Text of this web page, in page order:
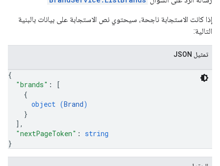
إذا كانت الاستجابة ناجحة، سيحتوي نص الاستجابة على بيانات بالبنية
التالية:
تمثيل JSON
{
"brands" :
[
{
object (Brand)
}
] ,
"nextPageToken" : string
}